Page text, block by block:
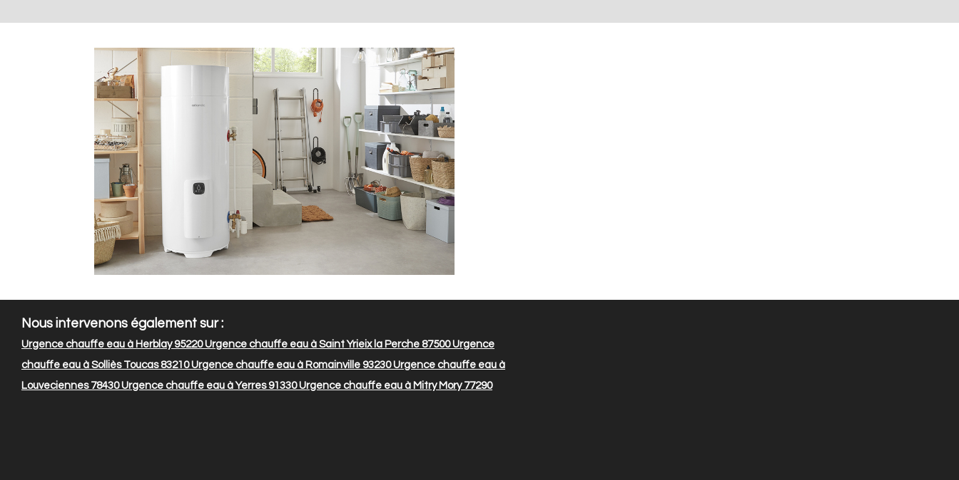
Nous intervenons également sur :
Urgence chauffe eau à Herblay 95220Urgence chauffe eau à Saint Yrieix la Perche 87500Urgence
chauffe eau à Solliès Toucas 83210Urgence chauffe eau à Romainville 93230Urgence chauffe eau à
Louveciennes 78430Urgence chauffe eau à Yerres 91330Urgence chauffe eau à Mitry Mory 77290